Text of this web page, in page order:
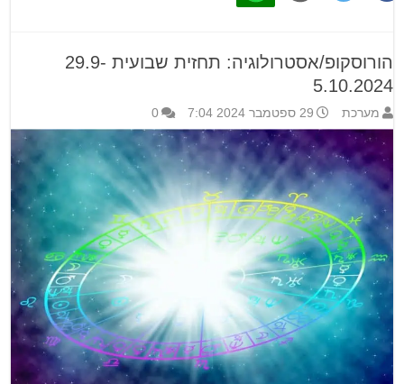
הורוסקופ/אסטרולוגיה: תחזית שבועית 29.9-
5.10.2024
מערכת 29 ספטמבר 2024 7:04 0